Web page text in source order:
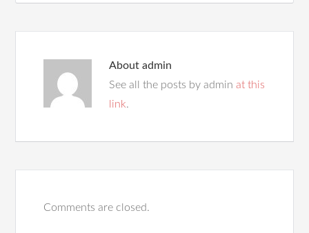
About admin
See all the posts by adminat this
link.
Comments are closed.